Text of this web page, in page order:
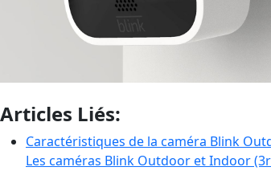
Articles Liés:
Caractéristiques de la caméra Blink
Les caméras Blink Outdoor et Indoor